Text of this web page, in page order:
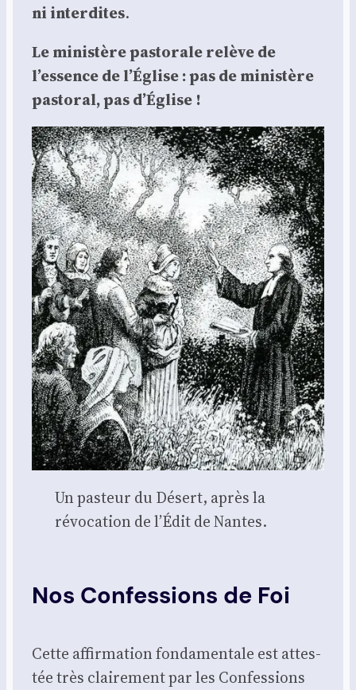
ni inter­dites.
Le minis­tère pas­to­rale relève de
l’essence de l’Église : pas de minis­tère
pas­to­ral, pas d’Église !
Un pas­teur du Désert, après la
révo­ca­tion de l’É­dit de Nantes.
Nos Confessions de Foi
Cette affir­ma­tion fon­da­men­tale est attes­
tée très clai­re­ment par les Confes­sions